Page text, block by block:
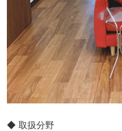
◆ 取扱分野